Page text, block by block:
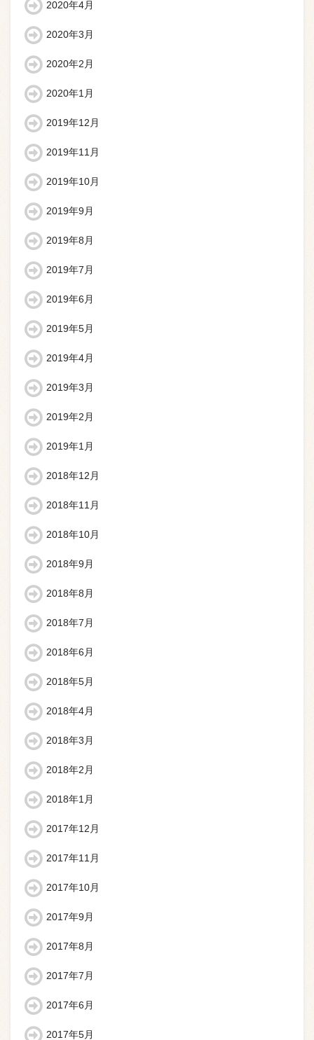
2020年4月
2020年3月
2020年2月
2020年1月
2019年12月
2019年11月
2019年10月
2019年9月
2019年8月
2019年7月
2019年6月
2019年5月
2019年4月
2019年3月
2019年2月
2019年1月
2018年12月
2018年11月
2018年10月
2018年9月
2018年8月
2018年7月
2018年6月
2018年5月
2018年4月
2018年3月
2018年2月
2018年1月
2017年12月
2017年11月
2017年10月
2017年9月
2017年8月
2017年7月
2017年6月
2017年5月